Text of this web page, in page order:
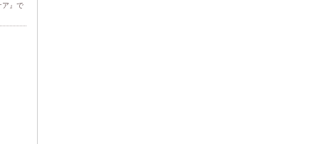
ア』で